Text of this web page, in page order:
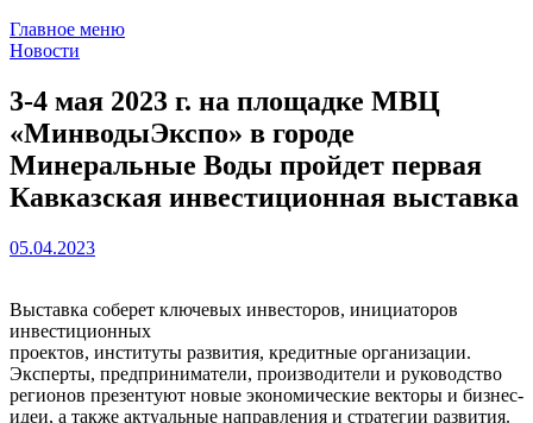
Главное меню
Новости
3-4 мая 2023 г. на площадке МВЦ
«МинводыЭкспо» в городе
Минеральные Воды пройдет первая
Кавказская инвестиционная выставка
05.04.2023
Выставка соберет ключевых инвесторов, инициаторов
инвестиционных
проектов, институты развития, кредитные организации.
Эксперты, предприниматели, производители и руководство
регионов презентуют новые экономические векторы и бизнес-
идеи, а также актуальные направления и стратегии развития.